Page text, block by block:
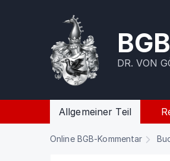
BGB
DR. VON
Allgemeiner Teil
Online BGB-Kommentar